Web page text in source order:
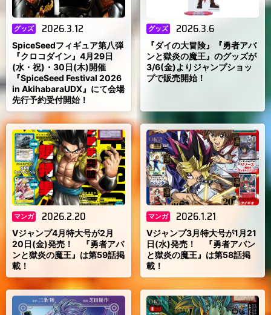
グッズ 2026.3.12
SpiceSeedフィギュア第八弾
『クロコダイン』4月29日
(水・祝)・30日(木)開催
『SpiceSeed Festival 2026
in AkihabaraUDX』にて会場
先行予約受付開始！
グッズ 2026.3.6
『ダイの大冒険』『勇者アバ
ンと獄炎の魔王』のグッズが
3/6(金)よりジャンプショッ
プで販売開始！
マンガ 2026.2.20
Vジャンプ4月特大号が2月
20日(金)発売！ 『勇者アバ
ンと獄炎の魔王』は第59話掲
載！
マンガ 2026.1.21
Vジャンプ3月特大号が1月21
日(水)発売！ 『勇者アバン
と獄炎の魔王』は第58話掲
載！